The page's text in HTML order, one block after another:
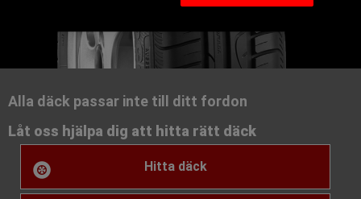
Alla däck passar inte till ditt fordon
Låt oss hjälpa dig att hitta rätt däck
Hitta däck